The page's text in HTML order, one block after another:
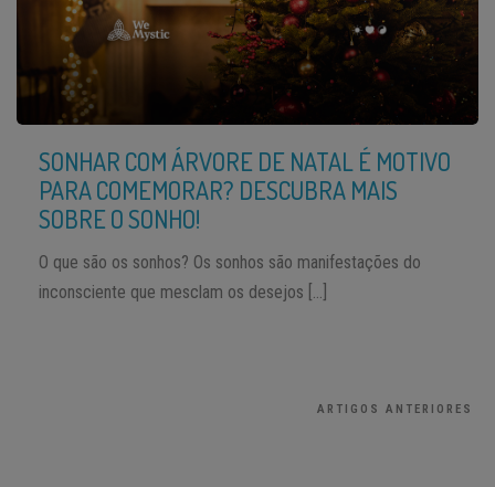
SONHAR COM ÁRVORE DE NATAL É MOTIVO
PARA COMEMORAR? DESCUBRA MAIS
SOBRE O SONHO!
O que são os sonhos? Os sonhos são manifestações do
inconsciente que mesclam os desejos […]
ARTIGOS ANTERIORES